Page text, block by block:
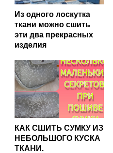
Из одного лоскутка
ткани можно сшить
эти два прекрасных
изделия
КАК СШИТЬ СУМКУ ИЗ
НЕБОЛЬШОГО КУСКА
ТКАНИ.